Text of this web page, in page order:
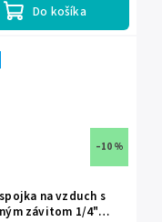
Do košíka
–10 %
na vzduch s
závitom 1/4"